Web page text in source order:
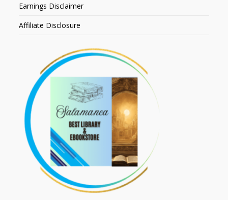
Earnings Disclaimer
Affiliate Disclosure